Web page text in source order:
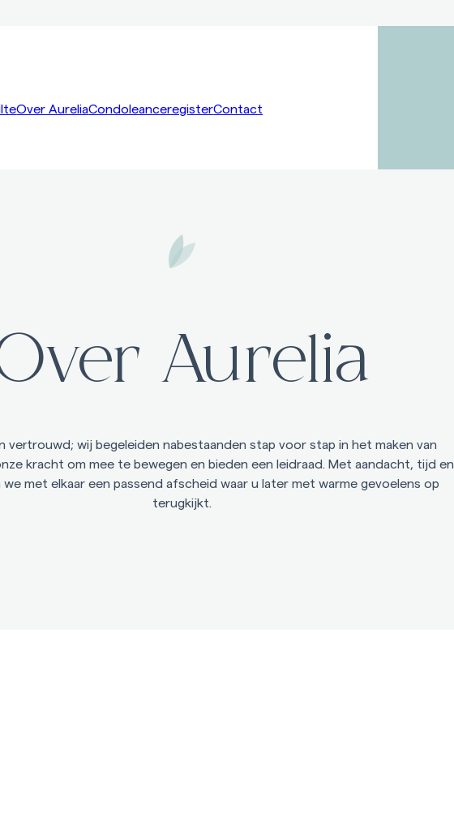
Over AureliaCondoleanceregisterContact
Aurelia
vertrouwd; wij begeleiden nabestaanden stap voor stap in het maken van
kracht om mee te bewegen en bieden een leidraad. Met aandacht, tijd en
met elkaar een passend afscheid waar u later met warme gevoelens op
terugkijkt.